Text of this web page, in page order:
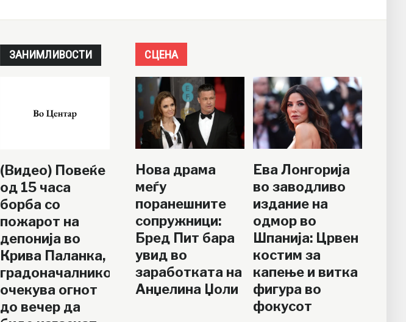
ЗАНИМЛИВОСТИ
(Видео) Повеќе
од 15 часа
борба со
пожарот на
депонија во
Крива Паланка,
градоначалникот
очекува огнот
до вечер да
СЦЕНА
Нова драма
меѓу
поранешните
сопружници:
Бред Пит бара
увид во
заработката на
Анџелина Џоли
Ева Лонгорија
во заводливо
издание на
одмор во
Шпанија: Црвен
костим за
капење и витка
фигура во
фокусот